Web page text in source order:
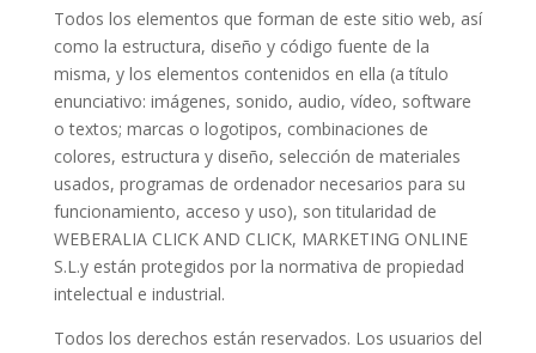
Todos los elementos que forman de este sitio web, así
como la estructura, diseño y código fuente de la
misma, y los elementos contenidos en ella (a título
enunciativo: imágenes, sonido, audio, vídeo, software
o textos; marcas o logotipos, combinaciones de
colores, estructura y diseño, selección de materiales
usados, programas de ordenador necesarios para su
funcionamiento, acceso y uso), son titularidad de
WEBERALIA CLICK AND CLICK, MARKETING ONLINE
S.L.y están protegidos por la normativa de propiedad
intelectual e industrial.
Todos los derechos están reservados. Los usuarios del